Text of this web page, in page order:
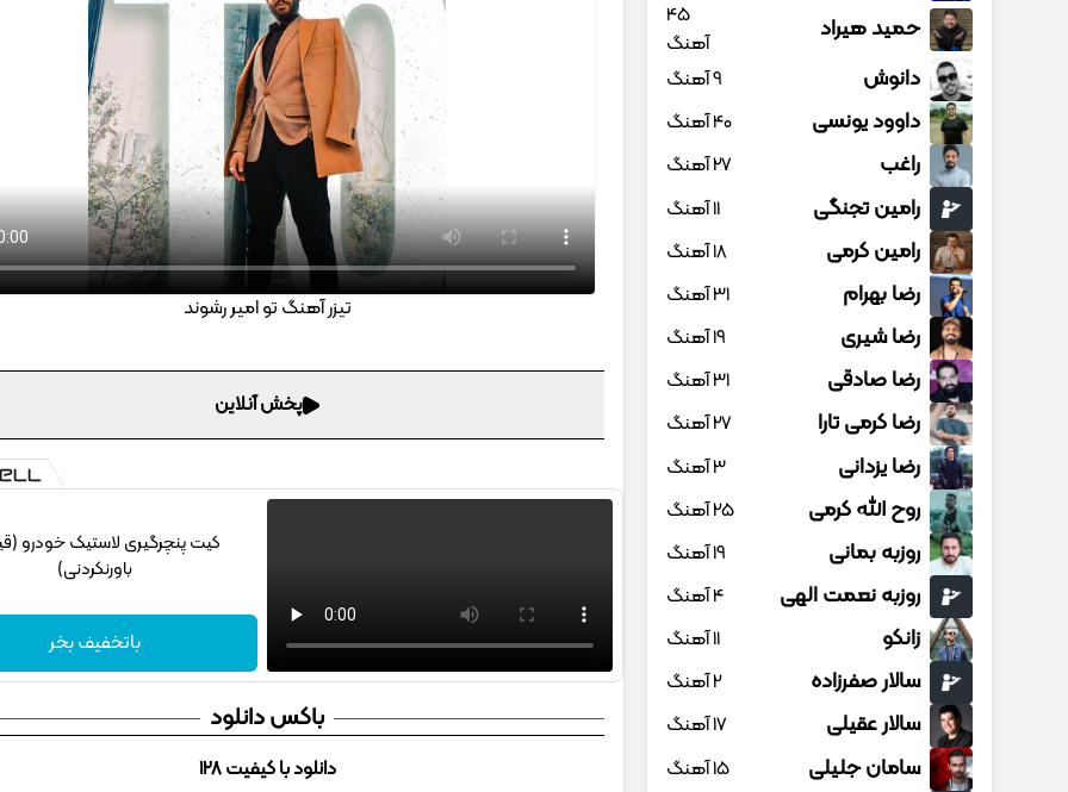
تیزر آهنگ تو امیر رشوند
پخش آنلاین
کیت پنچرگیری لاستیک خودرو
باورنکردنی)
باتخفیف بخر
باکس دانلود
دانلود با کیفیت 128
حمید هیراد
45
آهنگ
دانوش 9 آهنگ
داوود یونسی 40 آهنگ
راغب 27 آهنگ
رامین تجنگی 11 آهنگ
رامین کرمی 18 آهنگ
رضا بهرام 31 آهنگ
رضا شیری 19 آهنگ
رضا صادقی 31 آهنگ
رضا کرمی تارا 27 آهنگ
رضا یزدانی 3 آهنگ
روح الله کرمی 25 آهنگ
روزبه بمانی 19 آهنگ
روزبه نعمت الهی 4 آهنگ
زانکو 11 آهنگ
سالار صفرزاده 2 آهنگ
سالار عقیلی 17 آهنگ
سامان جلیلی 15 آهنگ